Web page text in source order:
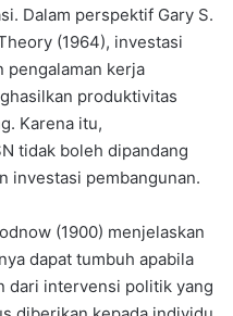
Dalam perspektif Gary S.
(1964), investasi
pengalaman kerja
produktivitas
Karena itu,
tidak boleh dipandang
investasi pembangunan.
(1900) menjelaskan
dapat tumbuh apabila
dari intervensi politik yang